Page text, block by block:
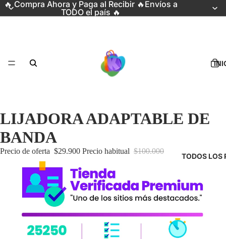
🔥 Compra Ahora y Paga al Recibir 🔥Envíos a
TODO el país 🔥
TODOS LOS
LIJADORA ADAPTABLE DE
BANDA
Precio de oferta $29.900 Precio habitual $100.000